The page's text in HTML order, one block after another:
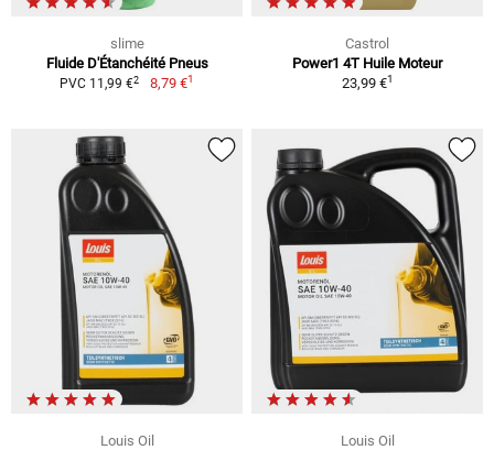
slime
Fluide D'Étanchéité Pneus
PVC 11,99 €2 8,79 €1
Castrol
Power1 4T Huile Moteur
23,99 €1
Louis Oil
Louis Oil